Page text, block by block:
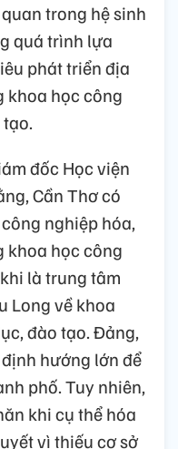
trong hệ sinh
quá trình lựa
phát triển địa
khoa học công
đốc Học viện
Cần Thơ có
nghiệp hóa,
khoa học công
là trung tâm
Long về khoa
đào tạo. Đảng,
hướng lớn để
phố. Tuy nhiên,
khi cụ thể hóa
vì thiếu cơ sở